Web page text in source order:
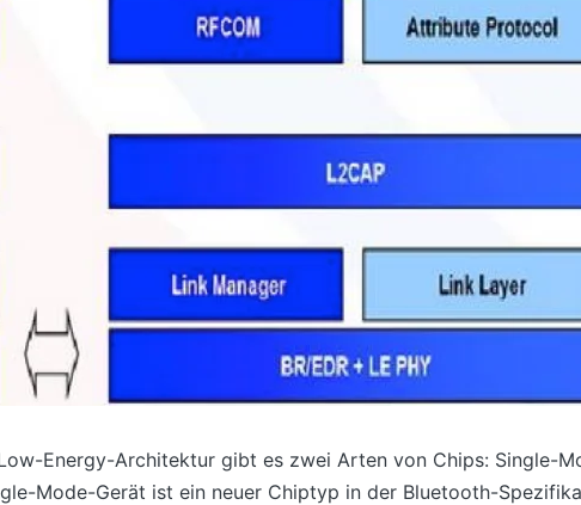
Energy-Architektur gibt es zwei Arten von Chips: Single-
Mode-Gerät ist ein neuer Chiptyp in der Bluetooth-